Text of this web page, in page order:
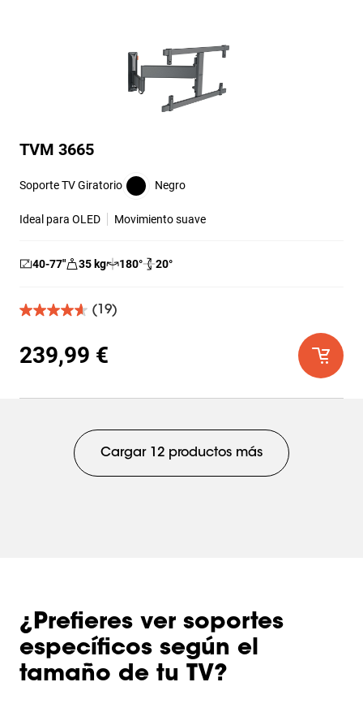
TVM 3665
Soporte TV Giratorio Negro
Ideal para OLED Movimiento suave
40-77″ 35 kg 180° 20°
(19)
4.6
5
estrellas.
reseñas
239,99 €
Cargar 12 productos más
¿Prefieres ver soportes
específicos según el
tamaño de tu TV?